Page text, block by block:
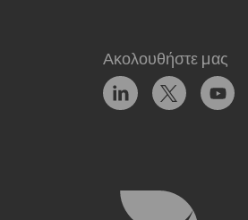
Ακολουθήστε μας